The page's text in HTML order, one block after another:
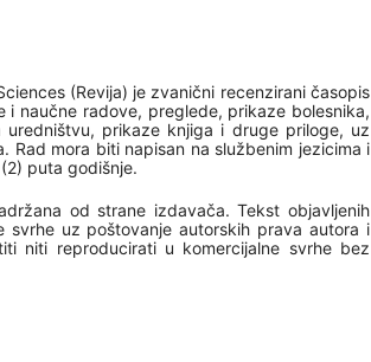
(Revija) je zvanični recenzirani časopis
i naučne radove, preglede, prikaze bolesnika,
prikaze knjiga i druge priloge, uz
Rad mora biti napisan na službenim jezicima i
puta godišnje.
od strane izdavača. Tekst objavljenih
uz poštovanje autorskih prava autora i
niti reproducirati u komercijalne svrhe bez